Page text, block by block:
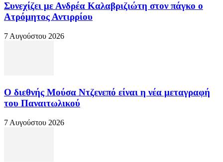
Συνεχίζει με Ανδρέα Καλαβριζιώτη στον πάγκο ο
Ατρόμητος Αντιρρίου
7 Αυγούστου 2026
Ο διεθνής Μούσα Ντζενεπό είναι η νέα μεταγραφή
του Παναιτωλικού
7 Αυγούστου 2026